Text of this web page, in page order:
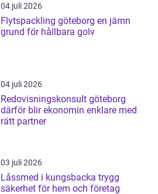
04 juli 2026
Flytspackling göteborg en jämn
grund för hållbara golv
04 juli 2026
Redovisningskonsult göteborg
därför blir ekonomin enklare med
rätt partner
03 juli 2026
Låssmed i kungsbacka trygg
säkerhet för hem och företag